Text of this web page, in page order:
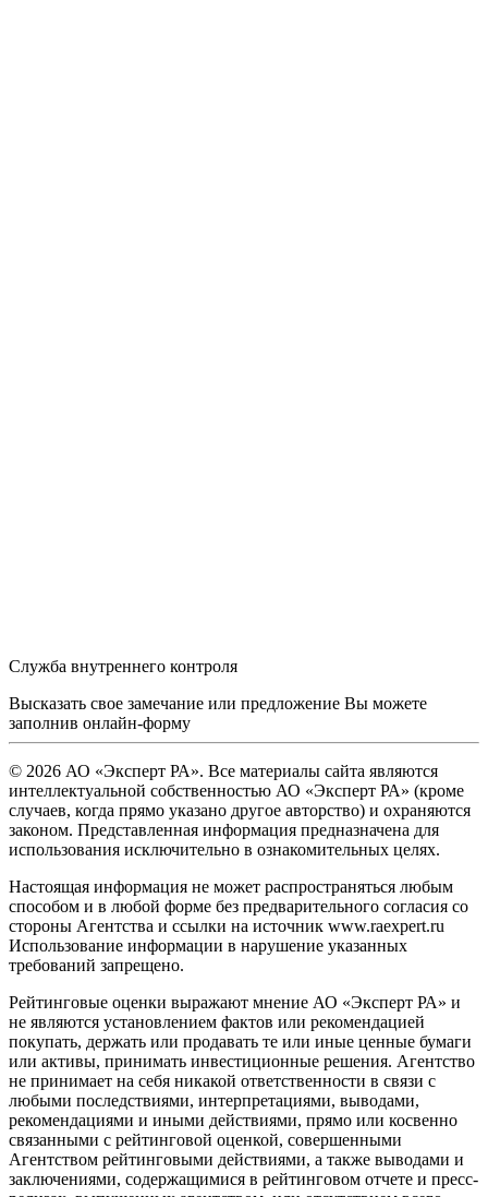
Служба внутреннего контроля
Высказать свое замечание или предложение Вы можете
заполнив онлайн-форму
© 2026 АО «Эксперт РА». Все материалы сайта являются
интеллектуальной собственностью АО «Эксперт РА» (кроме
случаев, когда прямо указано другое авторство) и охраняются
законом. Представленная информация предназначена для
использования исключительно в ознакомительных целях.
Настоящая информация не может распространяться любым
способом и в любой форме без предварительного согласия со
стороны Агентства и ссылки на источник www.raexpert.ru
Использование информации в нарушение указанных
требований запрещено.
Рейтинговые оценки выражают мнение АО «Эксперт РА» и
не являются установлением фактов или рекомендацией
покупать, держать или продавать те или иные ценные бумаги
или активы, принимать инвестиционные решения. Агентство
не принимает на себя никакой ответственности в связи с
любыми последствиями, интерпретациями, выводами,
рекомендациями и иными действиями, прямо или косвенно
связанными с рейтинговой оценкой, совершенными
Агентством рейтинговыми действиями, а также выводами и
заключениями, содержащимися в рейтинговом отчете и пресс-